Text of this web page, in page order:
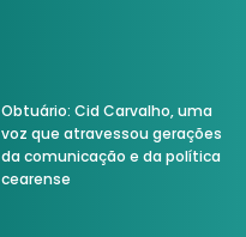
Obtuário: Cid Carvalho, uma
voz que atravessou gerações
da comunicação e da política
cearense